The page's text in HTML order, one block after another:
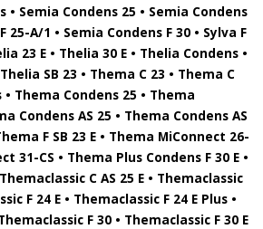
• Semia Condens 25 • Semia Condens
25-A/1 • Semia Condens F 30 • Sylva F
23 E • Thelia 30 E • Thelia Condens •
SB 23 • Thema C 23 • Thema C
Thema Condens 25 • Thema
Condens AS 25 • Thema Condens AS
F SB 23 E • Thema MiConnect 26-
31-CS • Thema Plus Condens F 30 E •
C AS 25 E • Themaclassic
F 24 E • Themaclassic F 24 E Plus •
F 30 • Themaclassic F 30 E